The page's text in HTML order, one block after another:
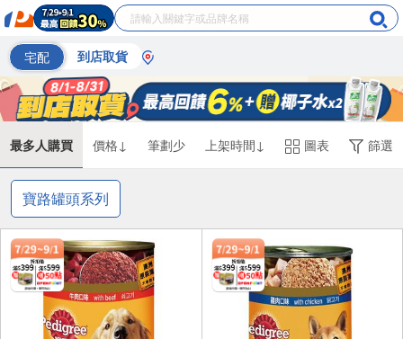
宅配 到店取貨
最多人購買 價格↓ 筆劃少 上架時間↓ 圖表 篩選
寶路罐頭系列